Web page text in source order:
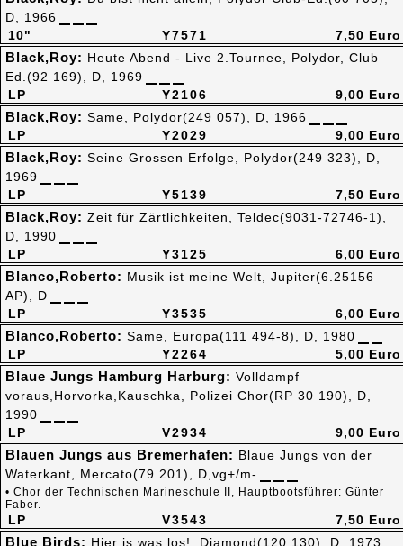
Y7571
10"
D, 1966
7,50 Euro
Y2106
LP
Black,Roy: Heute Abend - Live 2.Tournee, Polydor, Club
Ed.(92 169), D, 1969
9,00 Euro
Y2029
LP
Black,Roy: Same, Polydor(249 057), D, 1966
9,00 Euro
Y5139
LP
Black,Roy: Seine Grossen Erfolge, Polydor(249 323), D,
1969
7,50 Euro
Y3125
LP
Black,Roy: Zeit für Zärtlichkeiten, Teldec(9031-72746-1),
D, 1990
6,00 Euro
Y3535
LP
Blanco,Roberto: Musik ist meine Welt, Jupiter(6.25156
AP), D
6,00 Euro
Y2264
LP
Blanco,Roberto: Same, Europa(111 494-8), D, 1980
5,00 Euro
V2934
LP
Blaue Jungs Hamburg Harburg: Volldampf
voraus,Horvorka,Kauschka, Polizei Chor(RP 30 190), D,
1990
9,00 Euro
V3543
LP
Blauen Jungs aus Bremerhafen: Blaue Jungs von der
Waterkant, Mercato(79 201), D,vg+/m-
• Chor der Technischen Marineschule II, Hauptbootsführer: Günter
Faber.
7,50 Euro
Blue Birds: Hier is was los!, Diamond(120 130), D, 1973